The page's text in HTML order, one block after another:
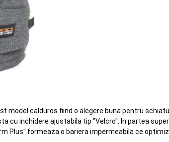
model calduros fiind o alegere buna pentru
cu inchidere ajustabila tip "Velcro". In partea
Plus" formeaza o bariera impermeabila ce